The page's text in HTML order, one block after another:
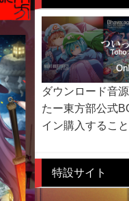
ダウンロード音
たー東方部公式
イン購入するこ
特設サイト